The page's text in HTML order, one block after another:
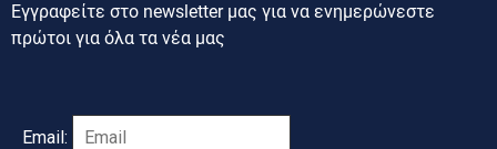
Εγγραφείτε στο newsletter μας για να ενημερώνεστε
πρώτοι για όλα τα νέα μας
Email: